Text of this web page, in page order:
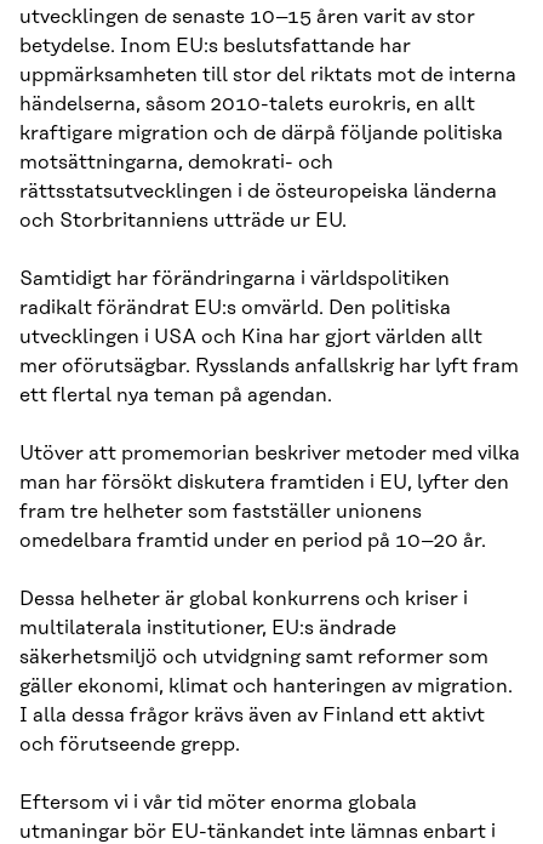
utvecklingen de senaste 10–15 åren varit av stor
betydelse. Inom EU:s beslutsfattande har
uppmärksamheten till stor del riktats mot de interna
händelserna, såsom 2010-talets eurokris, en allt
kraftigare migration och de därpå följande politiska
motsättningarna, demokrati- och
rättsstatsutvecklingen i de östeuropeiska länderna
och Storbritanniens utträde ur EU.
Samtidigt har förändringarna i världspolitiken
radikalt förändrat EU:s omvärld. Den politiska
utvecklingen i USA och Kina har gjort världen allt
mer oförutsägbar. Rysslands anfallskrig har lyft fram
ett flertal nya teman på agendan.
Utöver att promemorian beskriver metoder med vilka
man har försökt diskutera framtiden i EU, lyfter den
fram tre helheter som fastställer unionens
omedelbara framtid under en period på 10–20 år.
Dessa helheter är global konkurrens och kriser i
multilaterala institutioner, EU:s ändrade
säkerhetsmiljö och utvidgning samt reformer som
gäller ekonomi, klimat och hanteringen av migration.
I alla dessa frågor krävs även av Finland ett aktivt
och förutseende grepp.
Eftersom vi i vår tid möter enorma globala
utmaningar bör EU-tänkandet inte lämnas enbart i